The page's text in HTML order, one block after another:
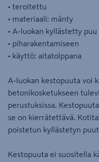
• teroitettu
• materiaali: mänty
• A-luokan kyllästetty puu
• piharakentamiseen
• käyttö: aitatolppana
A-luokan kestopuuta voi
betonikosketukseen
perustuksissa.
se on kierrätettävä.
poistetun kyllästetyn
Kestopuuta ei suositella